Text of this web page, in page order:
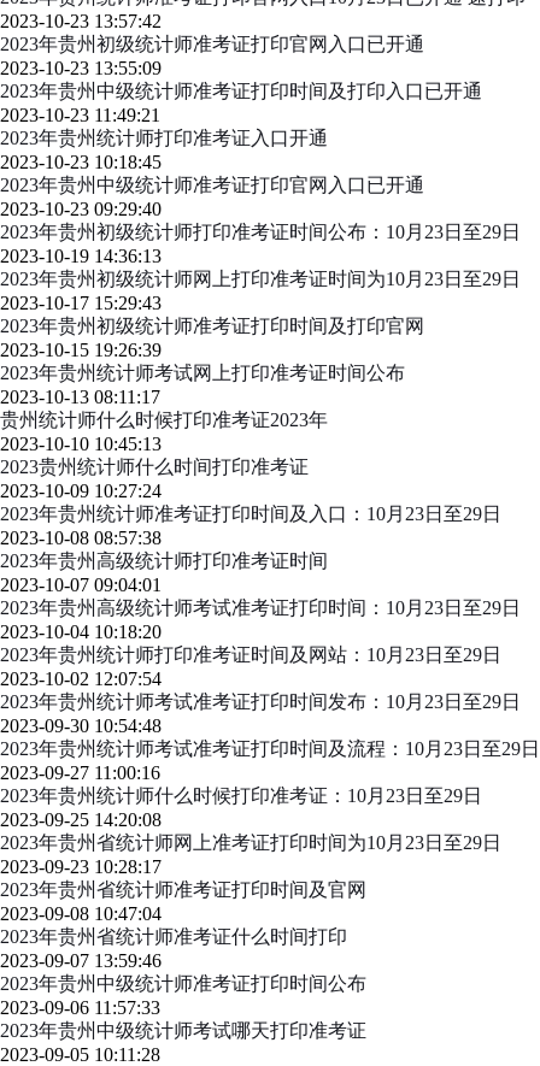
2023-10-23 13:57:42
2023年贵州初级统计师准考证打印官网入口已开通
2023-10-23 13:55:09
2023年贵州中级统计师准考证打印时间及打印入口已开通
2023-10-23 11:49:21
2023年贵州统计师打印准考证入口开通
2023-10-23 10:18:45
2023年贵州中级统计师准考证打印官网入口已开通
2023-10-23 09:29:40
2023年贵州初级统计师打印准考证时间公布：10月23日至29日
2023-10-19 14:36:13
2023年贵州初级统计师网上打印准考证时间为10月23日至29日
2023-10-17 15:29:43
2023年贵州初级统计师准考证打印时间及打印官网
2023-10-15 19:26:39
2023年贵州统计师考试网上打印准考证时间公布
2023-10-13 08:11:17
贵州统计师什么时候打印准考证2023年
2023-10-10 10:45:13
2023贵州统计师什么时间打印准考证
2023-10-09 10:27:24
2023年贵州统计师准考证打印时间及入口：10月23日至29日
2023-10-08 08:57:38
2023年贵州高级统计师打印准考证时间
2023-10-07 09:04:01
2023年贵州高级统计师考试准考证打印时间：10月23日至29日
2023-10-04 10:18:20
2023年贵州统计师打印准考证时间及网站：10月23日至29日
2023-10-02 12:07:54
2023年贵州统计师考试准考证打印时间发布：10月23日至29日
2023-09-30 10:54:48
2023年贵州统计师考试准考证打印时间及流程：10月23日至29日
2023-09-27 11:00:16
2023年贵州统计师什么时候打印准考证：10月23日至29日
2023-09-25 14:20:08
2023年贵州省统计师网上准考证打印时间为10月23日至29日
2023-09-23 10:28:17
2023年贵州省统计师准考证打印时间及官网
2023-09-08 10:47:04
2023年贵州省统计师准考证什么时间打印
2023-09-07 13:59:46
2023年贵州中级统计师准考证打印时间公布
2023-09-06 11:57:33
2023年贵州中级统计师考试哪天打印准考证
2023-09-05 10:11:28